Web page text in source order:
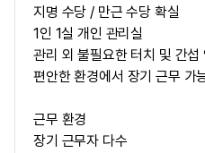
지명 수당 / 만근 수당 확실
1인 1실 개인 관리실
관리 외 불필요한 터치 및 간섭
편안한 환경에서 장기 근무 가
근무 환경
장기 근무자 다수